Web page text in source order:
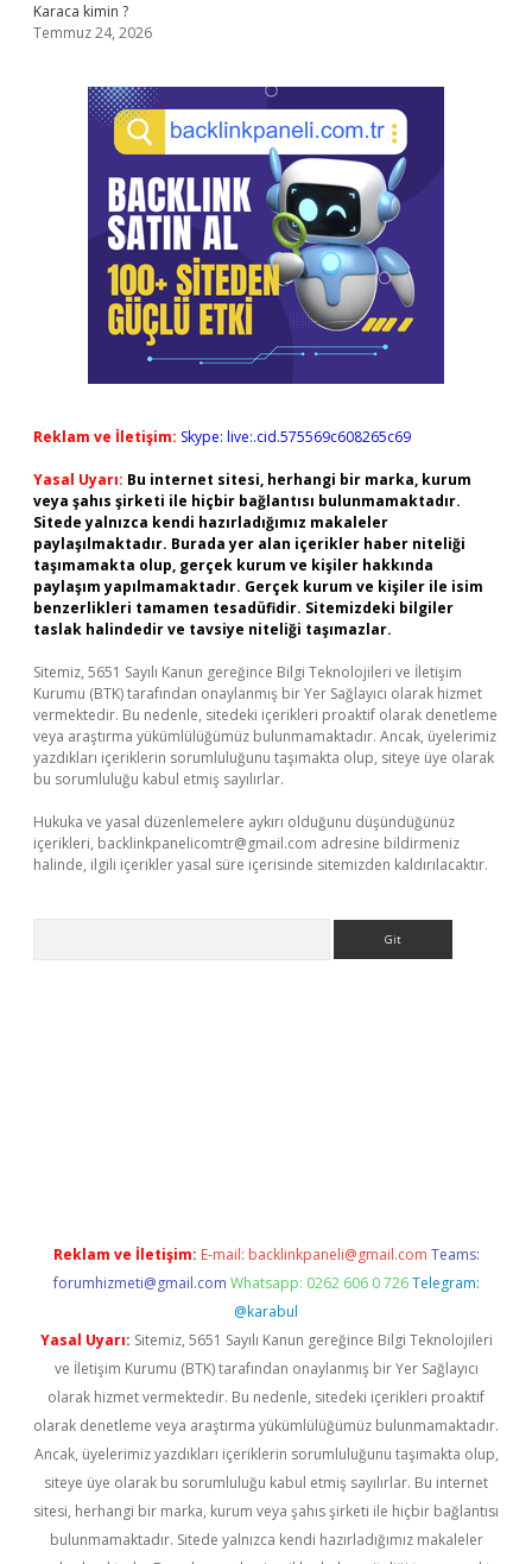
Karaca kimin ?
Temmuz 24, 2026
Reklam ve İletişim: Skype: live:.cid.575569c608265c69
Yasal Uyarı: Bu internet sitesi, herhangi bir marka, kurum
veya şahıs şirketi ile hiçbir bağlantısı bulunmamaktadır.
Sitede yalnızca kendi hazırladığımız makaleler
paylaşılmaktadır. Burada yer alan içerikler haber niteliği
taşımamakta olup, gerçek kurum ve kişiler hakkında
paylaşım yapılmamaktadır. Gerçek kurum ve kişiler ile isim
benzerlikleri tamamen tesadüfidir. Sitemizdeki bilgiler
taslak halindedir ve tavsiye niteliği taşımazlar.
Sitemiz, 5651 Sayılı Kanun gereğince Bilgi Teknolojileri ve İletişim
Kurumu (BTK) tarafından onaylanmış bir Yer Sağlayıcı olarak hizmet
vermektedir. Bu nedenle, sitedeki içerikleri proaktif olarak denetleme
veya araştırma yükümlülüğümüz bulunmamaktadır. Ancak, üyelerimiz
yazdıkları içeriklerin sorumluluğunu taşımakta olup, siteye üye olarak
bu sorumluluğu kabul etmiş sayılırlar.
Hukuka ve yasal düzenlemelere aykırı olduğunu düşündüğünüz
içerikleri, backlinkpanelicomtr@gmail.com adresine bildirmeniz
halinde, ilgili içerikler yasal süre içerisinde sitemizden kaldırılacaktır.
Reklam ve İletişim: E-mail: backlinkpaneli@gmail.com Teams:
forumhizmeti@gmail.com Whatsapp: 0262 606 0 726 Telegram:
@karabul
Yasal Uyarı: Sitemiz, 5651 Sayılı Kanun gereğince Bilgi Teknolojileri
ve İletişim Kurumu (BTK) tarafından onaylanmış bir Yer Sağlayıcı
olarak hizmet vermektedir. Bu nedenle, sitedeki içerikleri proaktif
olarak denetleme veya araştırma yükümlülüğümüz bulunmamaktadır.
Ancak, üyelerimiz yazdıkları içeriklerin sorumluluğunu taşımakta olup,
siteye üye olarak bu sorumluluğu kabul etmiş sayılırlar. Bu internet
sitesi, herhangi bir marka, kurum veya şahıs şirketi ile hiçbir bağlantısı
bulunmamaktadır. Sitede yalnızca kendi hazırladığımız makaleler